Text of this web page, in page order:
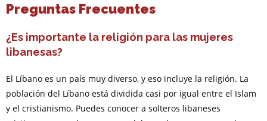
Preguntas Frecuentes
¿Es importante la religión para las mujeres
libanesas?
El Líbano es un país muy diverso, y eso incluye la religión. La
población del Líbano está dividida casi por igual entre el Islam
y el cristianismo. Puedes conocer a solteros libaneses